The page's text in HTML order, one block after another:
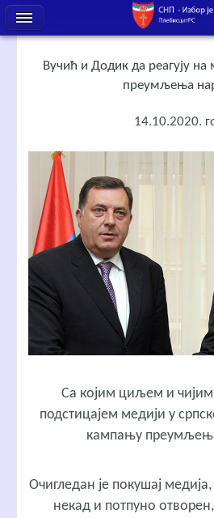
Вучић и Додик да реагују
преумљења
14.10.2020.
Са којим циљем и
подстицајем медији у
кампању
Очигледан је покушај
некад и потпуно